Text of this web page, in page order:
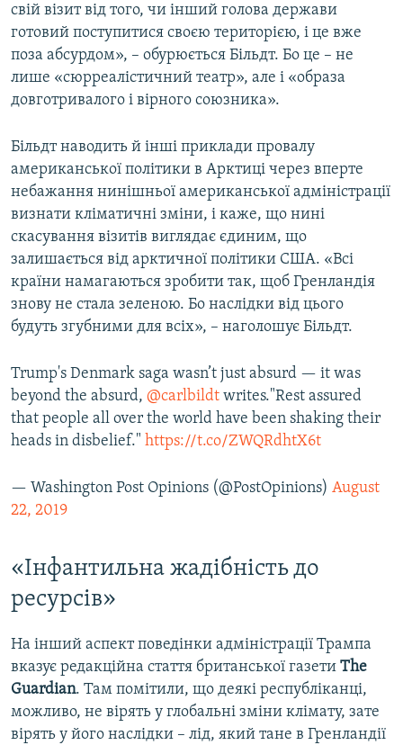
свій візит від того, чи інший голова держави
готовий поступитися своєю територією, і це вже
поза абсурдом», – обурюється Більдт. Бо це – не
лише «сюрреалістичний театр», але і «образа
довготривалого і вірного союзника».
Більдт наводить й інші приклади провалу
американської політики в Арктиці через вперте
небажання нинішньої американської адміністрації
визнати кліматичні зміни, і каже, що нині
скасування візитів виглядає єдиним, що
залишається від арктичної політики США. «Всі
країни намагаються зробити так, щоб Гренландія
знову не стала зеленою. Бо наслідки від цього
будуть згубними для всіх», – наголошує Більдт.
Trump's Denmark saga wasn’t just absurd — it was
beyond the absurd, @carlbildt writes."Rest assured
that people all over the world have been shaking their
heads in disbelief." https://t.co/ZWQRdhtX6t
— Washington Post Opinions (@PostOpinions) August
22, 2019
«Інфантильна жадібність до
ресурсів»
На інший аспект поведінки адміністрації Трампа
вказує редакційна стаття британської газети The
Guardian. Там помітили, що деякі республіканці,
можливо, не вірять у глобальні зміни клімату, зате
вірять у його наслідки – лід, який тане в Гренландії